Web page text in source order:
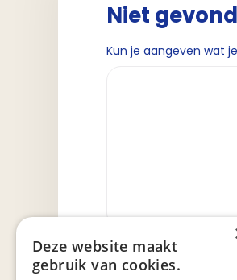
Niet
Kun je aangeven wat
Wil je dat we contact
Deze website maakt
gebruik van cookies.